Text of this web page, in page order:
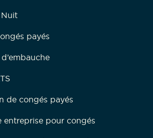
Nuit
payés
de congés payés
entreprise pour congés